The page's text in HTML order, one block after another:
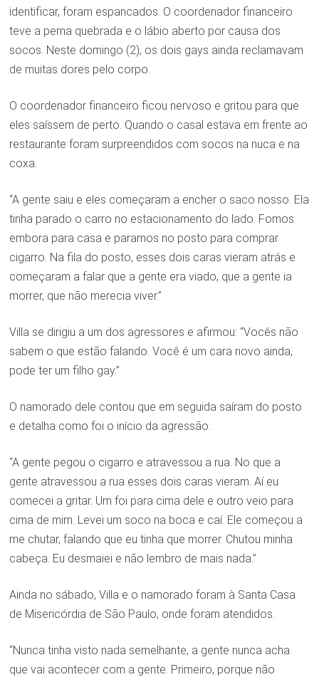
identificar, foram espancados. O coordenador financeiro
teve a perna quebrada e o lábio aberto por causa dos
socos. Neste domingo (2), os dois gays ainda reclamavam
de muitas dores pelo corpo.
O coordenador financeiro ficou nervoso e gritou para que
eles saíssem de perto. Quando o casal estava em frente ao
restaurante foram surpreendidos com socos na nuca e na
coxa.
“A gente saiu e eles começaram a encher o saco nosso. Ela
tinha parado o carro no estacionamento do lado. Fomos
embora para casa e paramos no posto para comprar
cigarro. Na fila do posto, esses dois caras vieram atrás e
começaram a falar que a gente era viado, que a gente ia
morrer, que não merecia viver.”
Villa se dirigiu a um dos agressores e afirmou: “Vocês não
sabem o que estão falando. Você é um cara novo ainda,
pode ter um filho gay.”
O namorado dele contou que em seguida saíram do posto
e detalha como foi o início da agressão.
“A gente pegou o cigarro e atravessou a rua. No que a
gente atravessou a rua esses dois caras vieram. Aí eu
comecei a gritar. Um foi para cima dele e outro veio para
cima de mim. Levei um soco na boca e caí. Ele começou a
me chutar, falando que eu tinha que morrer. Chutou minha
cabeça. Eu desmaiei e não lembro de mais nada.”
Ainda no sábado, Villa e o namorado foram à Santa Casa
de Misericórdia de São Paulo, onde foram atendidos.
“Nunca tinha visto nada semelhante, a gente nunca acha
que vai acontecer com a gente. Primeiro, porque não